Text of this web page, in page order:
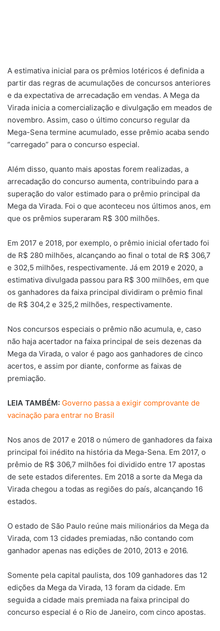
A estimativa inicial para os prêmios lotéricos é definida a
partir das regras de acumulações de concursos anteriores
e da expectativa de arrecadação em vendas. A Mega da
Virada inicia a comercialização e divulgação em meados de
novembro. Assim, caso o último concurso regular da
Mega-Sena termine acumulado, esse prêmio acaba sendo
“carregado” para o concurso especial.
Além disso, quanto mais apostas forem realizadas, a
arrecadação do concurso aumenta, contribuindo para a
superação do valor estimado para o prêmio principal da
Mega da Virada. Foi o que aconteceu nos últimos anos, em
que os prêmios superaram R$ 300 milhões.
Em 2017 e 2018, por exemplo, o prêmio inicial ofertado foi
de R$ 280 milhões, alcançando ao final o total de R$ 306,7
e 302,5 milhões, respectivamente. Já em 2019 e 2020, a
estimativa divulgada passou para R$ 300 milhões, em que
os ganhadores da faixa principal dividiram o prêmio final
de R$ 304,2 e 325,2 milhões, respectivamente.
Nos concursos especiais o prêmio não acumula, e, caso
não haja acertador na faixa principal de seis dezenas da
Mega da Virada, o valor é pago aos ganhadores de cinco
acertos, e assim por diante, conforme as faixas de
premiação.
LEIA TAMBÉM: Governo passa a exigir comprovante de
vacinação para entrar no Brasil
Nos anos de 2017 e 2018 o número de ganhadores da faixa
principal foi inédito na história da Mega-Sena. Em 2017, o
prêmio de R$ 306,7 milhões foi dividido entre 17 apostas
de sete estados diferentes. Em 2018 a sorte da Mega da
Virada chegou a todas as regiões do país, alcançando 16
estados.
O estado de São Paulo reúne mais milionários da Mega da
Virada, com 13 cidades premiadas, não contando com
ganhador apenas nas edições de 2010, 2013 e 2016.
Somente pela capital paulista, dos 109 ganhadores das 12
edições da Mega da Virada, 13 foram da cidade. Em
seguida a cidade mais premiada na faixa principal do
concurso especial é o Rio de Janeiro, com cinco apostas.